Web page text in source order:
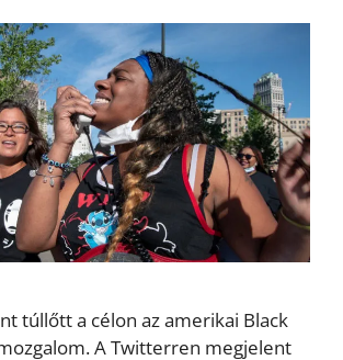
túllőtt a célon az amerikai Black
A Twitterren megjelent